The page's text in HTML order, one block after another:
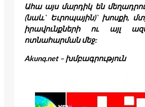
Ահա այս մարդիկ են
(նաև` Եւրոպային)` խոսքի,
իրավունքների ու այլ
ոտնահարման մեջ:
Akunq.net – խմբագրություն